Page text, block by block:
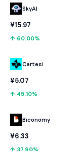
SkyAI
¥15.97
↑ 60.00%
Cartesi
¥5.07
↑ 45.10%
Biconomy
¥6.33
↑ 37.90%